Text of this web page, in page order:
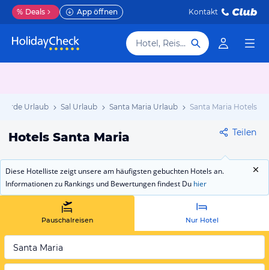
% Deals App öffnen Kontakt
Hotel, Reiseziel
Verde Urlaub Sal Urlaub Santa Maria Urlaub Santa Maria Hotels
Hotels Santa Maria Teilen
Diese Hotelliste zeigt unsere am häufigsten gebuchten Hotels an.
Informationen zu Rankings und Bewertungen findest Du hier
Pauschalreisen Nur Hotel
Santa Maria